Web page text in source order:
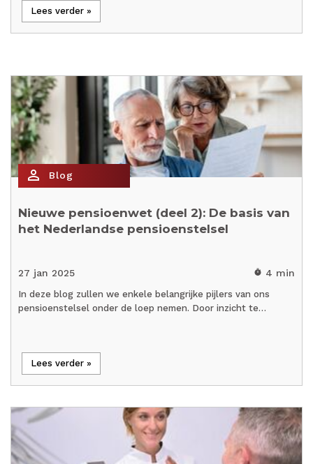
Lees verder »
person_outline Blog
Nieuwe pensioenwet (deel 2): De basis van
het Nederlandse pensioenstelsel
27 jan 2025 timer 4 min
In deze blog zullen we enkele belangrijke pijlers van ons
pensioenstelsel onder de loep nemen. Door inzicht te…
Lees verder »